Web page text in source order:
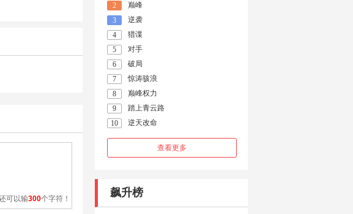
可以输300个字符！
2
巅峰
3
逆袭
4
猎谍
5
对手
6
破局
7
惊涛骇浪
8
巅峰权力
9
踏上青云路
10
逆天改命
查看更多
飙升榜